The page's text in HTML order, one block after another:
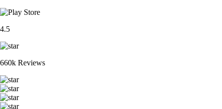
4.5
660k Reviews